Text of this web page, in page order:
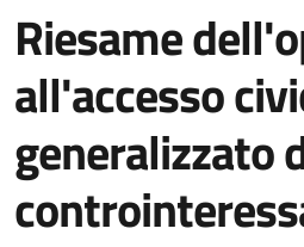
Riesame
all'accesso
generalizzato